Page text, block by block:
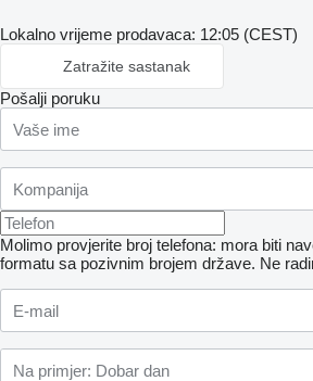
Lokalno vrijeme prodavaca: 12:05 (CEST)
Zatražite sastanak
Pošalji poruku
Molimo provjerite broj telefona: mora biti
formatu sa pozivnim brojem države. Ne